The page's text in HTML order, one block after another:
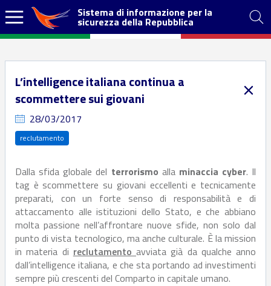
Sistema di informazione per la
sicurezza della Repubblica
L’intelligence italiana continua a
scommettere sui giovani
28/03/2017
reclutamento
Dalla sfida globale del terrorismo alla minaccia cyber. Il
tag è scommettere su giovani eccellenti e tecnicamente
preparati, con un forte senso di responsabilità e di
attaccamento alle istituzioni dello Stato, e che abbiano
molta passione nell’affrontare nuove sfide, non solo dal
punto di vista tecnologico, ma anche culturale. È la mission
in materia di reclutamento avviata già da qualche anno
dall’intelligence italiana, e che sta portando ad investimenti
sempre più crescenti del Comparto in capitale umano.